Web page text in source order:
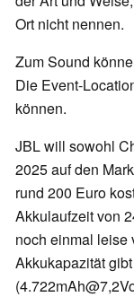
Ort nicht nennen.
Zum Sound
Die Event-
können.
JBL will sowohl
2025 auf den
rund 200 Euro
Akkulaufzeit von
noch einmal leise
Akkukapazität